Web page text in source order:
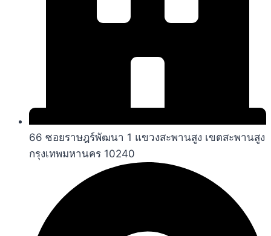
66 ซอยราษฎร์พัฒนา 1 แขวงสะพานสูง เขตสะพานสูง
กรุงเทพมหานคร 10240